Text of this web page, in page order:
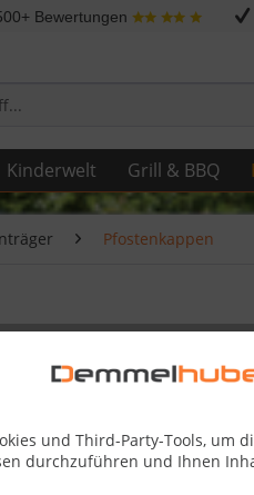
Bewertungen
Kinderwelt Grill & BBQ
und Third-Party-Tools, um
durchzuführen und Ihnen
Pfostenkappen